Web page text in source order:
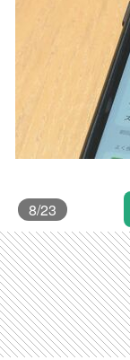
8/23